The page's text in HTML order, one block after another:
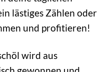
lästiges Zählen oder
und profitieren!
wird aus